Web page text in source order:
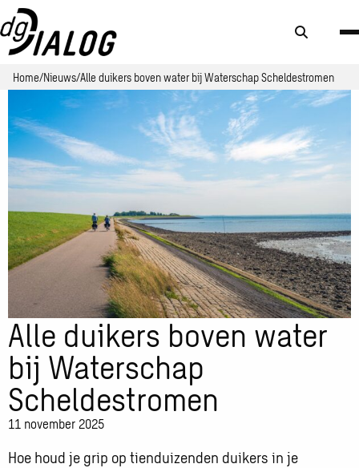
Zoek
Home Nieuws Alle duikers boven water bij Waterschap Scheldestromen
Alle duikers boven water
bij Waterschap
Scheldestromen
11 november 2025
Hoe houd je grip op tienduizenden duikers in je